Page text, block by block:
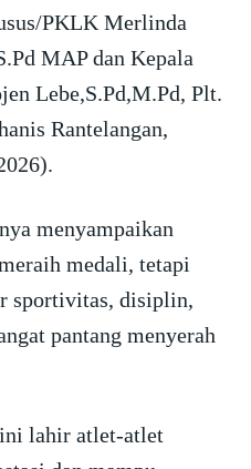
PKLK Merlinda
MAP dan Kepala
Lebe,S.Pd,M.Pd, Plt.
Rantelangan,
menyampaikan
medali, tetapi
sportivitas, disiplin,
pantang menyerah
lahir atlet-atlet